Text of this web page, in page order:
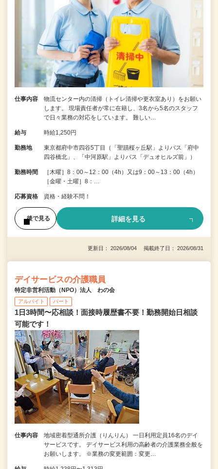
仕事内容
物流センター内の清掃（トイレ清掃や更衣室あり）をお願い
します。 現場責任者が常に在籍し、3名から5名のスタッフ
で日々業務の対応をしています。 難しい…
給与 時給1,250円
勤務地
東京都府中市四谷5丁目（「聖蹟桜ヶ丘駅」よりバス「府中
四谷橋北」、「中河原駅」よりバス「デュオヒルズ前」）
勤務時間
［木曜］8：00～12：00（4h）又は9：00～13：00（4h）
［金曜・土曜］8：…
応募資格 資格・経験不問！
後で見る 詳細を見る
更新日： 2026/08/04 掲載終了日： 2026/08/31
デイサービスの介護職員
特定非営利活動（NPO）法人 わの会
アルバイト パート
1日3時間〜応相談！面接時履歴書不要！勤務開始日相談
可能です！
仕事内容
地域密着型通所介護（りんりん） 一日利用定員16名のデイ
サービスです。 デイサービス利用の高齢者の介護業務全般を
お願いします。 ※業務の変更範囲：変更…